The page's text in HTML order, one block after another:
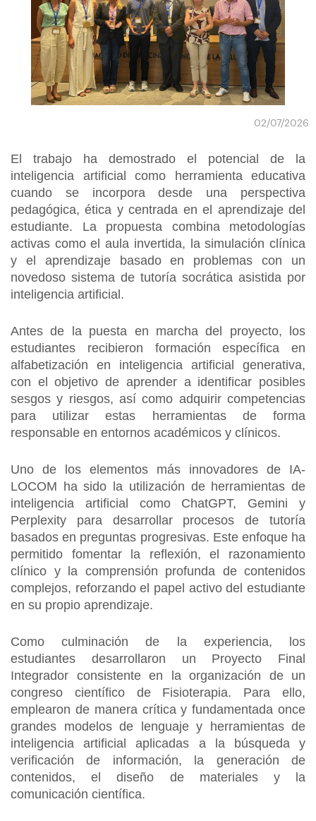
02/07/2026
El trabajo ha demostrado el potencial de la
inteligencia artificial como herramienta educativa
cuando se incorpora desde una perspectiva
pedagógica, ética y centrada en el aprendizaje del
estudiante. La propuesta combina metodologías
activas como el aula invertida, la simulación clínica
y el aprendizaje basado en problemas con un
novedoso sistema de tutoría socrática asistida por
inteligencia artificial.
Antes de la puesta en marcha del proyecto, los
estudiantes recibieron formación específica en
alfabetización en inteligencia artificial generativa,
con el objetivo de aprender a identificar posibles
sesgos y riesgos, así como adquirir competencias
para utilizar estas herramientas de forma
responsable en entornos académicos y clínicos.
Uno de los elementos más innovadores de IA-
LOCOM ha sido la utilización de herramientas de
inteligencia artificial como ChatGPT, Gemini y
Perplexity para desarrollar procesos de tutoría
basados en preguntas progresivas. Este enfoque ha
permitido fomentar la reflexión, el razonamiento
clínico y la comprensión profunda de contenidos
complejos, reforzando el papel activo del estudiante
en su propio aprendizaje.
Como culminación de la experiencia, los
estudiantes desarrollaron un Proyecto Final
Integrador consistente en la organización de un
congreso científico de Fisioterapia. Para ello,
emplearon de manera crítica y fundamentada once
grandes modelos de lenguaje y herramientas de
inteligencia artificial aplicadas a la búsqueda y
verificación de información, la generación de
contenidos, el diseño de materiales y la
comunicación científica.